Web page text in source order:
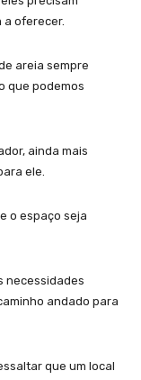
oferecer.
areia sempre
que podemos
ainda mais
ele.
o espaço seja
necessidades
andado para
que um local